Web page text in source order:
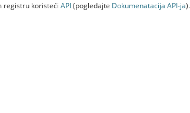
registru koristeći API(pogledajte Dokumenаtаcijа API-jа).